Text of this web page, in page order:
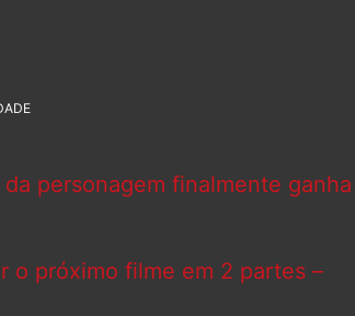
personagem finalmente ganha
o próximo filme em 2 partes –